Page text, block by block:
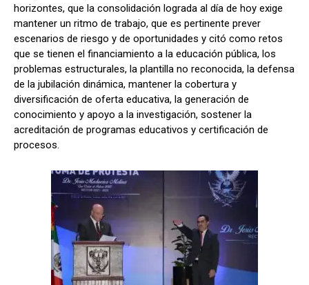
horizontes, que la consolidación lograda al día de hoy exige
mantener un ritmo de trabajo, que es pertinente prever
escenarios de riesgo y de oportunidades y citó como retos
que se tienen el financiamiento a la educación pública, los
problemas estructurales, la plantilla no reconocida, la defensa
de la jubilación dinámica, mantener la cobertura y
diversificación de oferta educativa, la generación de
conocimiento y apoyo a la investigación, sostener la
acreditación de programas educativos y certificación de
procesos.